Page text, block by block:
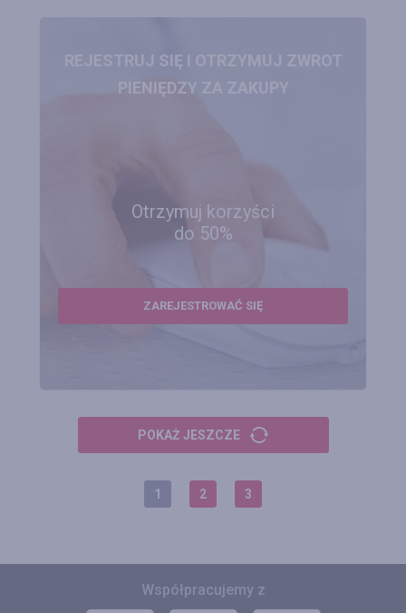
REJESTRUJ SIĘ I OTRZYMUJ ZWROT
PIENIĘDZY ZA ZAKUPY
Otrzymuj korzyści
do 50%
ZAREJESTROWAĆ SIĘ
POKAŻ JESZCZE
1 2 3
Współpracujemy z